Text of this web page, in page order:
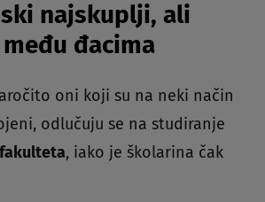
najskuplji, ali
đacima
oni koji su na neki način
odlučuju se na studiranje
, iako je školarina čak